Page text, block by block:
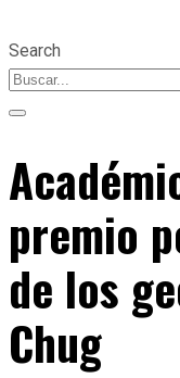
Search
premio
de los
Chug